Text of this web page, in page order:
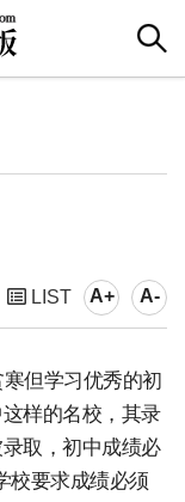
LIST A+ A-
但学习优秀的初
样的名校，其录
取，初中成绩必
校要求成绩必须